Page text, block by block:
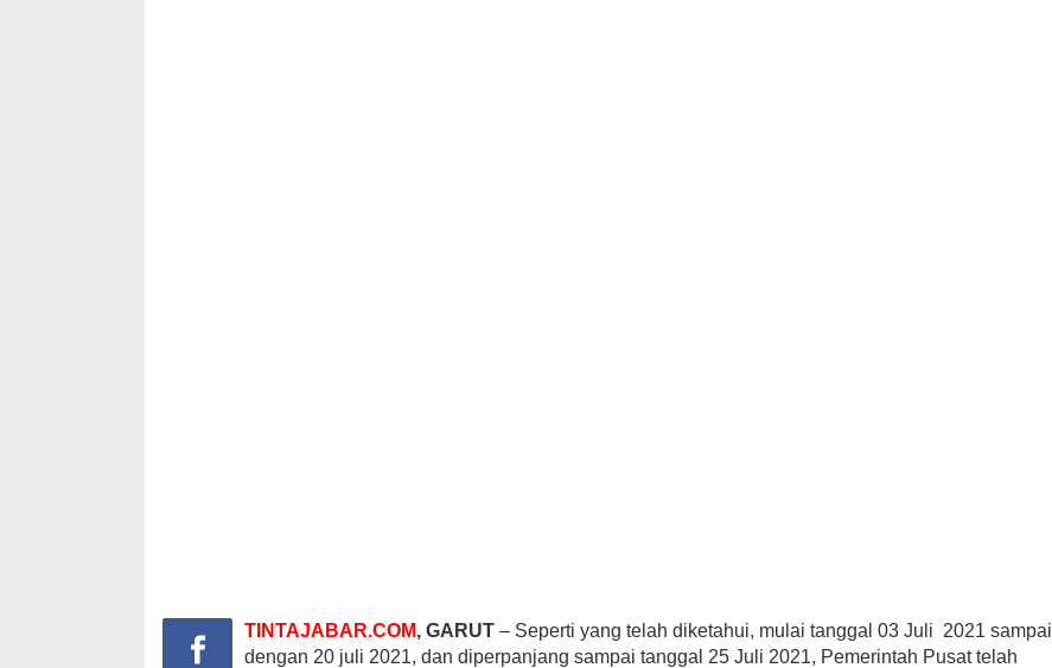
TINTAJABAR.COM, GARUT – Seperti yang telah diketahui, mulai tanggal 03 Juli 2021 sampai
dengan 20 juli 2021, dan diperpanjang sampai tanggal 25 Juli 2021, Pemerintah Pusat telah